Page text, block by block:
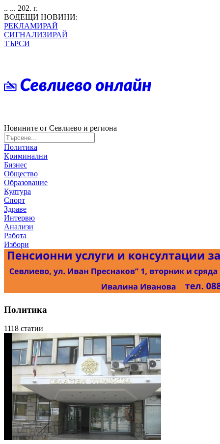
.. ... 202. г.
ВОДЕЩИ НОВИНИ:
РЕКЛАМИРАЙ
СИГНАЛИЗИРАЙ
ТЪРСИ
Новините от Севлиево и региона
Политика
Криминални
Бизнес
Общество
Образование
Култура
Спорт
Здраве
Интервю
Анализи
Работа
Избори
Политика
1118 статии